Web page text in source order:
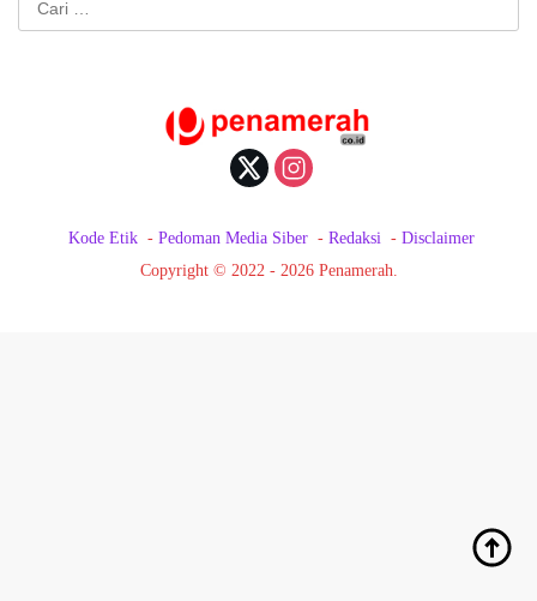
Kode Etik Pedoman Media Siber Redaksi
Disclaimer
Copyright © 2022 - 2026 Penamerah.